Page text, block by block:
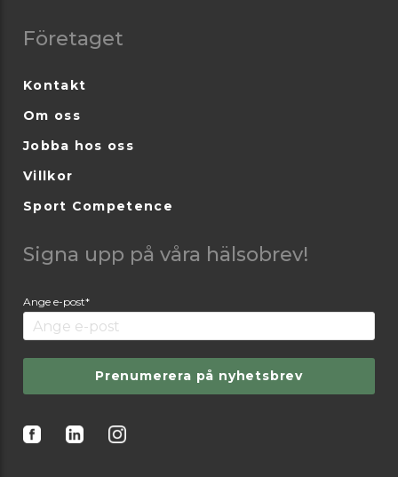
Företaget
Kontakt
Om oss
Jobba hos oss
Villkor
Sport Competence
Signa upp på våra hälsobrev!
Ange e-post*
Prenumerera på nyhetsbrev